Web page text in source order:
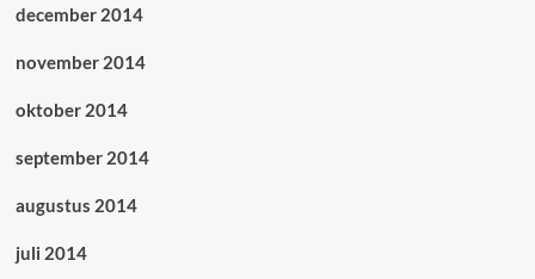
december 2014
november 2014
oktober 2014
september 2014
augustus 2014
juli 2014